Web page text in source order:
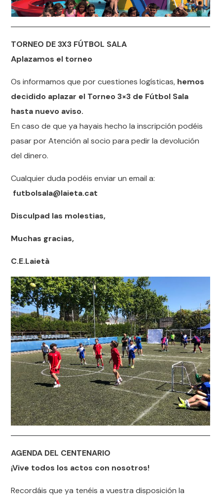
TORNEO DE 3X3 FÚTBOL SALA
Aplazamos el torneo
Os informamos que por cuestiones logísticas, hemos
decidido aplazar el Torneo 3×3 de Fútbol Sala
hasta nuevo aviso.
En caso de que ya hayais hecho la inscripción podéis
pasar por Atención al socio para pedir la devolución
del dinero.
Cualquier duda podéis enviar un email a:
futbolsala@laieta.cat
Disculpad las molestias,
Muchas gracias,
C.E.Laietà
AGENDA DEL CENTENARIO
¡Vive todos los actos con nosotros!
Recordáis que ya tenéis a vuestra disposición la